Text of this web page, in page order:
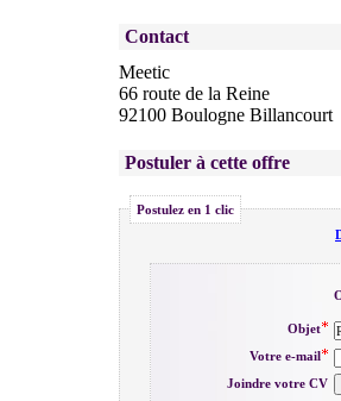
Contact
Meetic
66 route de la Reine
92100 Boulogne Billancourt
Postuler à cette offre
Postulez en 1 clic
Objet
Votre e-mail
Joindre votre CV